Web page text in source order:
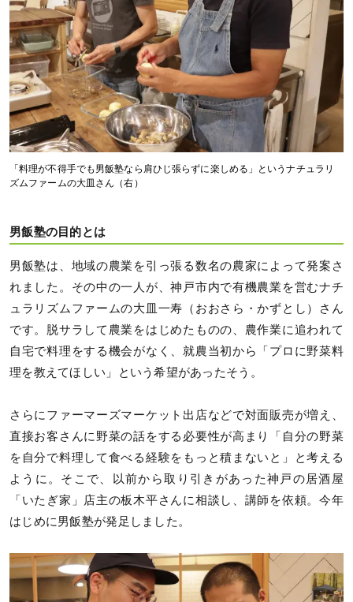
「料理が不得手でも男飯塾なら肩ひじ張らずに楽しめる」というナチュラリ
ズムファームの大皿さん（右）
男飯塾の目的とは
男飯塾は、地域の農業を引っ張る数名の農家によって発案さ
れました。その中の一人が、神戸市内で有機農業を営むナチ
ュラリズムファームの大皿一寿（おおさら・かずとし）さん
です。脱サラして農業をはじめたものの、農作業に追われて
自宅で料理をする機会がなく、就農当初から「プロに野菜料
理を教えてほしい」という希望があったそう。
さらにファーマーズマーケット出店などで対面販売が増え、
直接お客さんに野菜の話をする必要性が高まり「自分の野菜
を自分で料理して食べる経験をもっと積まないと」と考える
ように。そこで、以前から取り引きがあった神戸の居酒屋
「いたぎ家」店主の板木平さんに相談し、講師を依頼。今年
はじめに男飯塾が発足しました。